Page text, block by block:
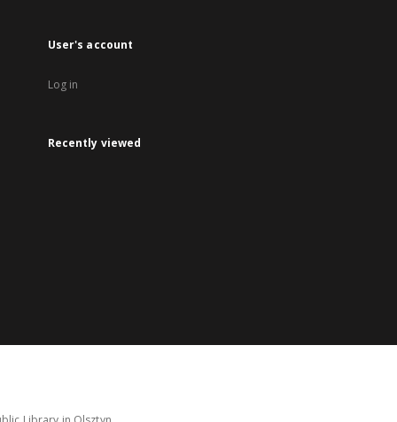
User's account
Log in
Recently viewed